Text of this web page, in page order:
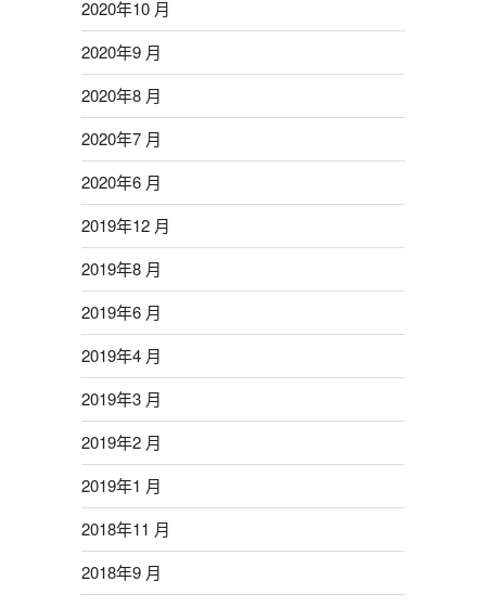
2020年10 月
2020年9 月
2020年8 月
2020年7 月
2020年6 月
2019年12 月
2019年8 月
2019年6 月
2019年4 月
2019年3 月
2019年2 月
2019年1 月
2018年11 月
2018年9 月